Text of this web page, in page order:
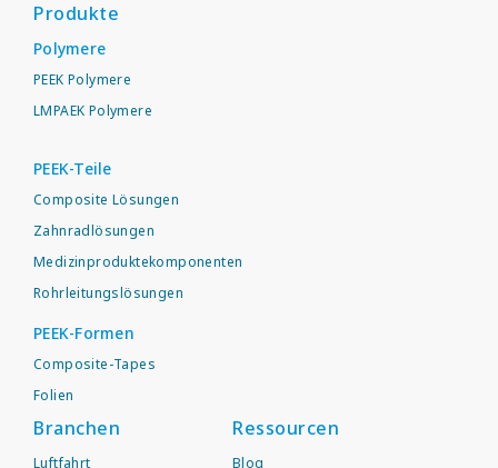
Produkte
Polymere
PEEK Polymere
LMPAEK Polymere
PEEK-Teile
Composite Lösungen
Zahnradlösungen
Medizinproduktekomponenten
Rohrleitungslösungen
PEEK-Formen
Composite-Tapes
Folien
Branchen
Luftfahrt
Ressourcen
Blog